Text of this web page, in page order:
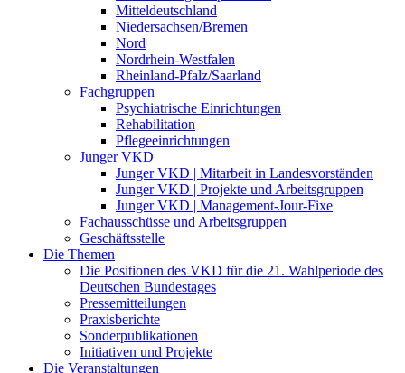
Mitteldeutschland
Niedersachsen/Bremen
Nord
Nordrhein-Westfalen
Rheinland-Pfalz/Saarland
Fachgruppen
Psychiatrische Einrichtungen
Rehabilitation
Pflegeeinrichtungen
Junger VKD
Junger VKD | Mitarbeit in Landesvorständen
Junger VKD | Projekte und Arbeitsgruppen
Junger VKD | Management-Jour-Fixe
Fachausschüsse und Arbeitsgruppen
Geschäftsstelle
Die Themen
Die Positionen des VKD für die 21. Wahlperiode des
Deutschen Bundestages
Pressemitteilungen
Praxisberichte
Sonderpublikationen
Initiativen und Projekte
Die Veranstaltungen